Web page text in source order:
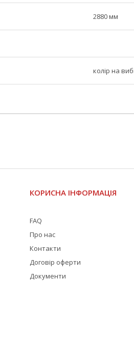
2880 мм
колір на
КОРИСНА ІНФОРМАЦІЯ
FAQ
Про нас
Контакти
Договір оферти
Документи